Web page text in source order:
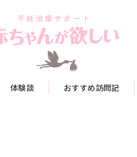
体験談 おすすめ訪問記